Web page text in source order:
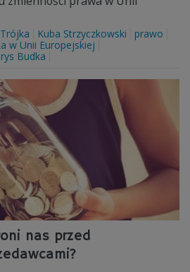
Trójka Kuba Strzyczkowski
prawo
w Unii Europejskiej
Budka
nas przed